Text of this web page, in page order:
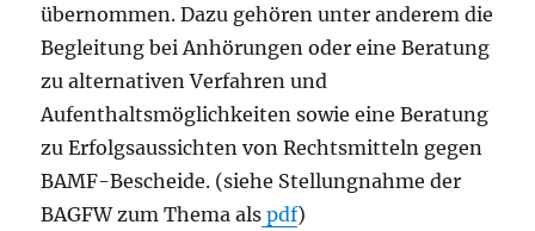
übernommen. Dazu gehören unter anderem die
Begleitung bei Anhörungen oder eine Beratung
zu alternativen Verfahren und
Aufenthaltsmöglichkeiten sowie eine Beratung
zu Erfolgsaussichten von Rechtsmitteln gegen
BAMF-Bescheide. (siehe Stellungnahme der
BAGFW zum Thema als pdf)